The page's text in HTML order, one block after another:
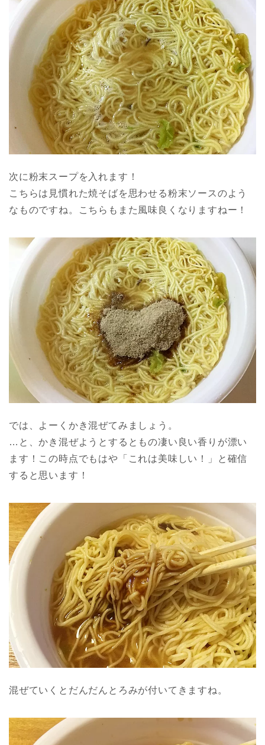
次に粉末スープを入れます！
こちらは見慣れた焼そばを思わせる粉末ソースのよう
なものですね。こちらもまた風味良くなりますねー！
では、よーくかき混ぜてみましょう。
…と、かき混ぜようとするともの凄い良い香りが漂い
ます！この時点でもはや「これは美味しい！」と確信
すると思います！
混ぜていくとだんだんとろみが付いてきますね。